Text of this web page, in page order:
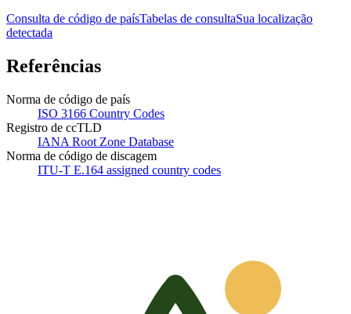
Consulta de código de paísTabelas de consultaSua localização
detectada
Referências
Norma de código de país
ISO 3166 Country Codes
Registro de ccTLD
IANA Root Zone Database
Norma de código de discagem
ITU-T E.164 assigned country codes